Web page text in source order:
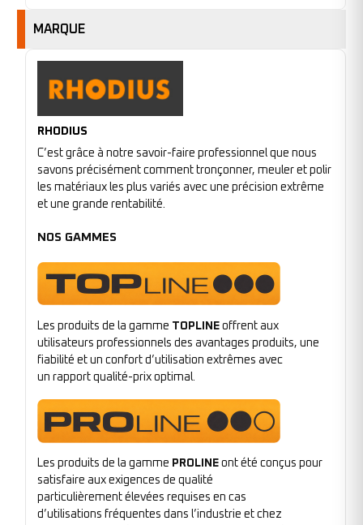
MARQUE
RHODIUS
C’est grâce à notre savoir-faire professionnel que nous
savons précisément comment tronçonner, meuler et polir
les matériaux les plus variés avec une précision extrême
et une grande rentabilité.
NOS GAMMES
Les produits de la gamme TOPLINE offrent aux
utilisateurs professionnels des avantages produits, une
fiabilité et un confort d’utilisation extrêmes avec
un rapport qualité-prix optimal.
Les produits de la gamme PROLINE ont été conçus pour
satisfaire aux exigences de qualité
particulièrement élevées requises en cas
d’utilisations fréquentes dans l’industrie et chez